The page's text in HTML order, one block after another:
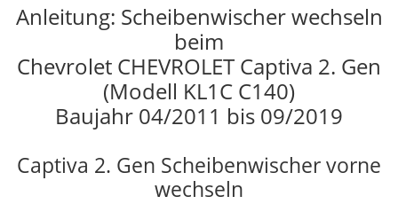
Anleitung: Scheibenwischer wechseln
beim
Chevrolet CHEVROLET Captiva 2. Gen
(Modell KL1C C140)
Baujahr 04/2011 bis 09/2019
Captiva 2. Gen Scheibenwischer vorne
wechseln